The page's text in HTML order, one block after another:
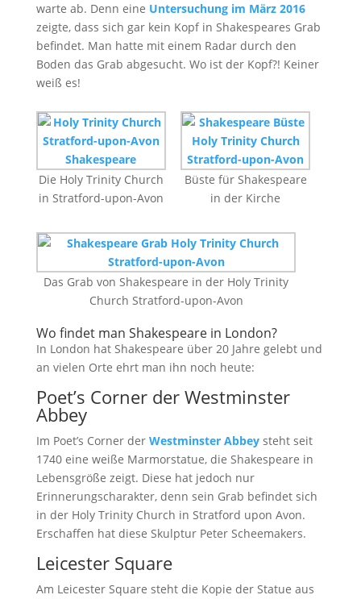
warte ab. Denn eine Untersuchung im März 2016
zeigte, dass sich gar kein Kopf in Shakespeares Grab
befindet. Man hatte mit einem Radar durch den
Boden das Grab abgesucht. Wo ist der Kopf?! Keiner
weiß es!
Die Holy Trinity Church
in Stratford-upon-Avon
Büste für Shakespeare
in der Kirche
Das Grab von Shakespeare in der Holy Trinity
Church Stratford-upon-Avon
Wo findet man Shakespeare in London?
In London hat Shakespeare über 20 Jahre gelebt und
an vielen Orte ehrt man ihn noch heute:
Poet’s Corner der Westminster
Abbey
Im Poet’s Corner der Westminster Abbeysteht seit
1740 eine weiße Marmorstatue, die Shakespeare in
Lebensgröße zeigt. Diese hat jedoch nur
Erinnerungscharakter, denn sein Grab befindet sich
in der Holy Trinity Church in Stratford upon Avon.
Erschaffen hat diese Skulptur Peter Scheemakers.
Leicester Square
Am Leicester Square steht die Kopie der Statue aus